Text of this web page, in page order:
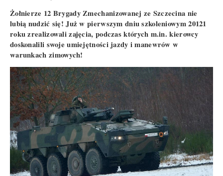
Żołnierze 12 Brygady Zmechanizowanej ze Szczecina nie
lubią nudzić się! Już w pierwszym dniu szkoleniowym 20121
roku zrealizowali zajęcia, podczas których m.in. kierowcy
doskonalili swoje umiejętności jazdy i manewrów w
warunkach zimowych!